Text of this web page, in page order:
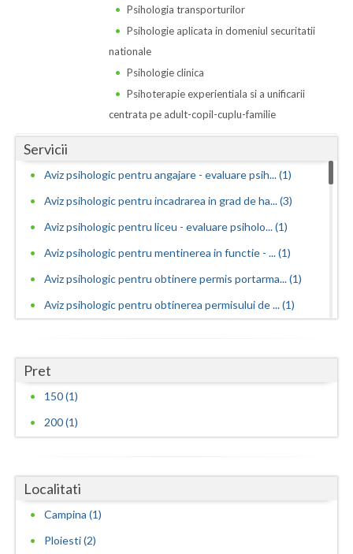
Vaslui
Vrancea
Psihologia transporturilor
Psihologie aplicata in domeniul securitatii
nationale
Psihologie clinica
Psihoterapie experientiala si a unificarii
centrata pe adult-copil-cuplu-familie
Servicii
Aviz psihologic pentru angajare - evaluare psih... (1)
Aviz psihologic pentru incadrarea in grad de ha... (3)
Aviz psihologic pentru liceu - evaluare psiholo... (1)
Aviz psihologic pentru mentinerea in functie - ... (1)
Aviz psihologic pentru obtinere permis portarma... (1)
Aviz psihologic pentru obtinerea permisului de ... (1)
Aviz psihologic si evaluare clinica la cerere c... (2)
Consiliere psihologica (3)
(3)
Consiliere psihologica pentru persoane dependen...
Pret
150 (1)
200 (1)
Localitati
Campina (1)
Ploiesti (2)